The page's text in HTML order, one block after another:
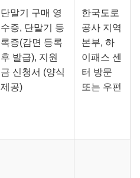
단말기 구매 영
수증, 단말기 등
록증(감면 등록
후 발급), 지원
금 신청서 (양식
제공)
한국도로
공사 지역
본부, 하
이패스 센
터 방문
또는 우편